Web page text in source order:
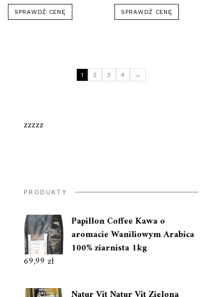
SPRAWDŹ CENĘ SPRAWDŹ CENĘ
1 2 3 4 →
zzzzz
PRODUKTY
Papillon Coffee Kawa o
aromacie Waniliowym Arabica
100% ziarnista 1kg
69,99 zł